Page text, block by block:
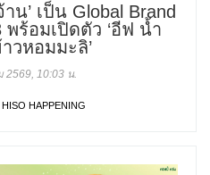
’ เป็น Global Brand
พร้อมเปิดตัว ‘อีฟ น้ำ
วหอมมะลิ’
2569, 10:03 น.
HISO HAPPENING